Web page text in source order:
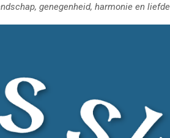
genegenheid, harmonie en liefde